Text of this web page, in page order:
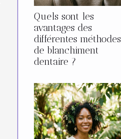
Quels sont les
avantages des
différentes méthodes
de blanchiment
dentaire ?